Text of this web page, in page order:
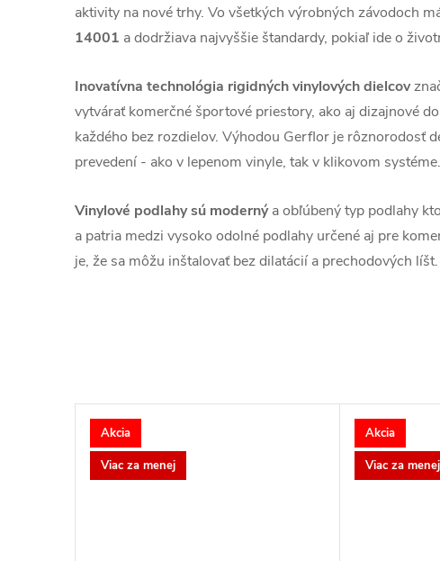
aktivity na nové trhy. Vo všetkých výrobných závodoch
14001 a dodržiava najvyššie štandardy, pokiaľ ide o
Inovatívna technológia rigidných vinylových dielcov
vytvárať komerčné športové priestory, ako aj dizajnové
každého bez rozdielov. Výhodou Gerflor je rôznorodosť
prevedení - ako v lepenom vinyle, tak v klikovom systéme.
Vinylové podlahy sú modernýa obľúbený typ podlahy
a patria medzi vysoko odolné podlahy určené aj pre
je, že sa môžu inštalovať bez dilatácií a prechodových líšt.
Akcia
Viac za menej
Akcia
Viac za menej